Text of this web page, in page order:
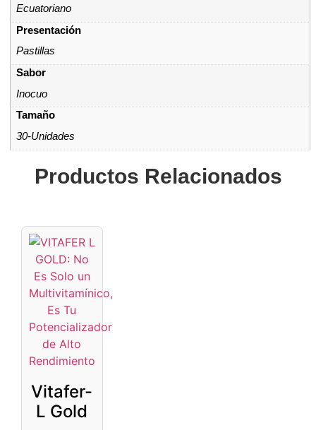
Ecuatoriano
Presentación
Pastillas
Sabor
Inocuo
Tamaño
30-Unidades
Productos Relacionados
Vitafer-
L Gold